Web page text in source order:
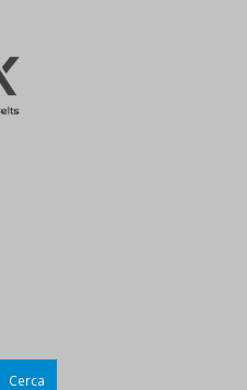
Cerca